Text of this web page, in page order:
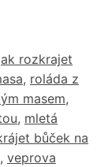
rozkrajet
, roláda z
masem,
, mletá
bůček na
, veprova